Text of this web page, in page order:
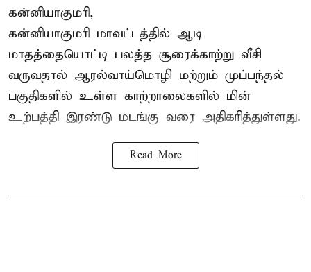
கன்னியாகுமரி,
கன்னியாகுமரி மாவட்டத்தில் ஆடி
மாதத்தையொட்டி பலத்த சூரைக்காற்று வீசி
வருவதால் ஆரல்வாய்மொழி மற்றும் முப்பந்தல்
பகுதிகளில் உள்ள காற்றாலைகளில் மின்
உற்பத்தி இரண்டு மடங்கு வரை அதிகரித்துள்ளது.
Read More